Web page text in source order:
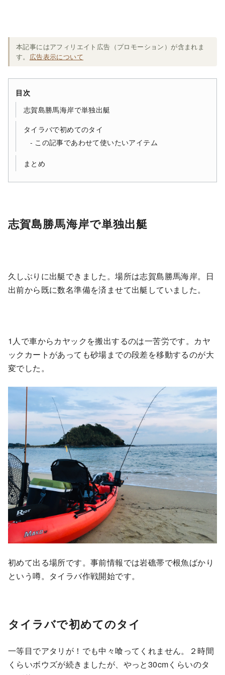
本記事にはアフィリエイト広告（プロモーション）が含まれま
す。 広告表示について
目次
志賀島勝馬海岸で単独出艇
タイラバで初めてのタイ
この記事であわせて使いたいアイテム
まとめ
志賀島勝馬海岸で単独出艇
久しぶりに出艇できました。場所は志賀島勝馬海岸。日
出前から既に数名準備を済ませて出艇していました。
1人で車からカヤックを搬出するのは一苦労です。カヤ
ックカートがあっても砂場までの段差を移動するのが大
変でした。
初めて出る場所です。事前情報では岩礁帯で根魚ばかり
という噂。タイラバ作戦開始です。
タイラバで初めてのタイ
一等目でアタリが！でも中々喰ってくれません。２時間
くらいボウズが続きましたが、やっと30cmくらいのタ